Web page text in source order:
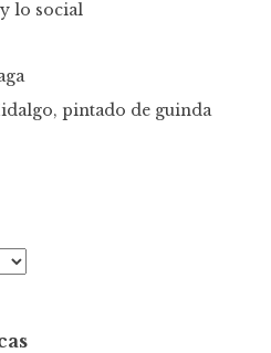
lo social
pintado de guinda